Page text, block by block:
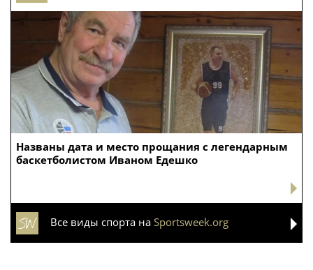
Названы дата и место прощания с легендарным
баскетболистом Иваном Едешко
Все виды спорта на Sportsweek.org